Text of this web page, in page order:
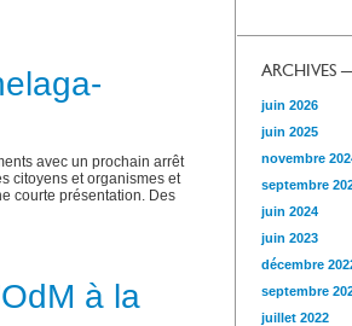
avec un prochain arrêt
citoyens et organismes et
courte présentation. Des
à la
ARCHIVES
juin 2026
juin 2025
novembre
septembre
juin 2024
juin 2023
décembre
septembre
juillet 2022